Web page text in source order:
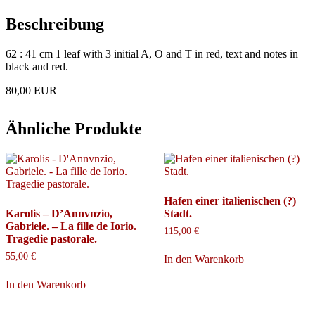
century.
Menge
Beschreibung
62 : 41 cm 1 leaf with 3 initial A, O and T in red, text and notes in
black and red.
80,00 EUR
Ähnliche Produkte
Karolis – D’Annvnzio,
Gabriele. – La fille de Iorio.
Tragedie pastorale.
55,00 €
In den Warenkorb
Hafen einer italienischen (?)
Stadt.
115,00 €
In den Warenkorb